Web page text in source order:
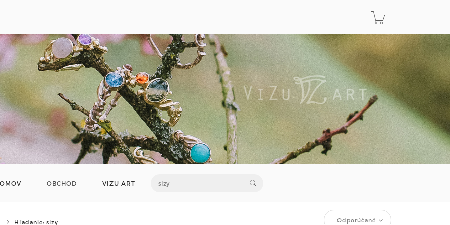
OBCHOD VIZU ART
Hľadanie: slzy Odporúčané